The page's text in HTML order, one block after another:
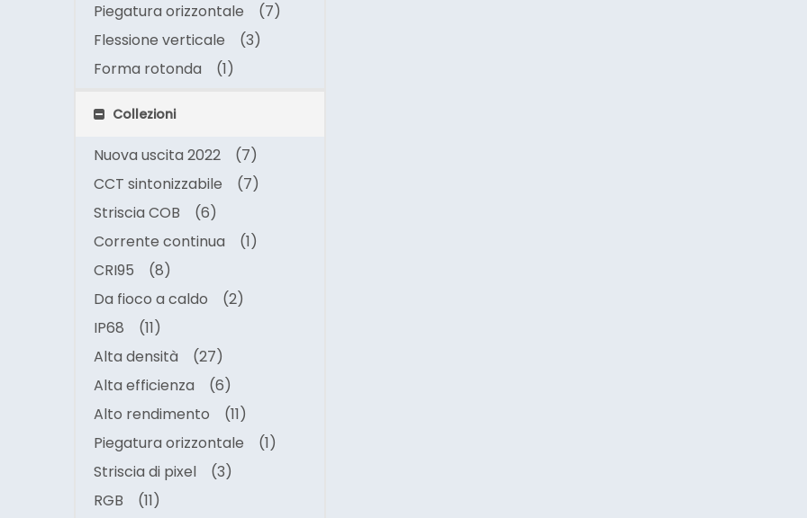
Piegatura orizzontale
(7)
Flessione verticale
(3)
Forma rotonda
(1)
Collezioni
Nuova uscita 2022
(7)
CCT sintonizzabile
(7)
Striscia COB
(6)
Corrente continua
(1)
CRI95
(8)
Da fioco a caldo
(2)
IP68
(11)
Alta densità
(27)
Alta efficienza
(6)
Alto rendimento
(11)
Piegatura orizzontale
(1)
Striscia di pixel
(3)
RGB
(11)